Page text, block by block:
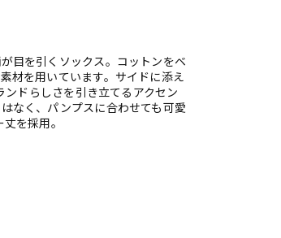
目を引くソックス。コットンをベ
材を用いています。サイドに添え
ドらしさを引き立てるアクセン
なく、パンプスに合わせても可愛
を採用。